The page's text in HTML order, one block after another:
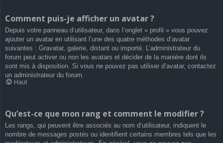
Comment puis-je afficher un avatar ?
Depuis votre panneau d’utilisateur, dans l’onglet « profil » vous pouvez
ajouter un avatar en utilisant l’une des quatre méthodes d’avatar
suivantes : Gravatar, galerie, distant ou importé. L’administrateur du
forum peut activer ou non les avatars et décider de la manière dont ils
sont mis à disposition. Si vous ne pouvez pas utiliser d’avatar, contactez
un administrateur du forum.
Haut
Qu’est-ce que mon rang et comment le modifier ?
Les rangs, qui peuvent être associés au nom d’utilisateur, indiquent le
nombre de messages postés ou identifient certains membres tels que les